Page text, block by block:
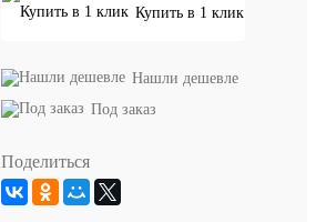
Купить в 1 клик
Нашли дешевле
Под заказ
Поделиться